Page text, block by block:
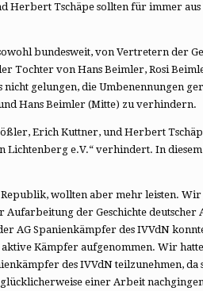
Herbert Tschäpe sollten für immer
bundesweit, von Vertretern der
Tochter von Hans Beimler, Rosi
gelungen, die Umbenennungen
Hans Beimler (Mitte) zu verhindern.
Erich Kuttner, und Herbert
Lichtenberg e.V.“ verhindert. In
wollten aber mehr leisten.
der Geschichte deutscher
AG Spanienkämpfer des IVVdN
Kämpfer aufgenommen. Wir
des IVVdN teilzunehmen, da
einer Arbeit